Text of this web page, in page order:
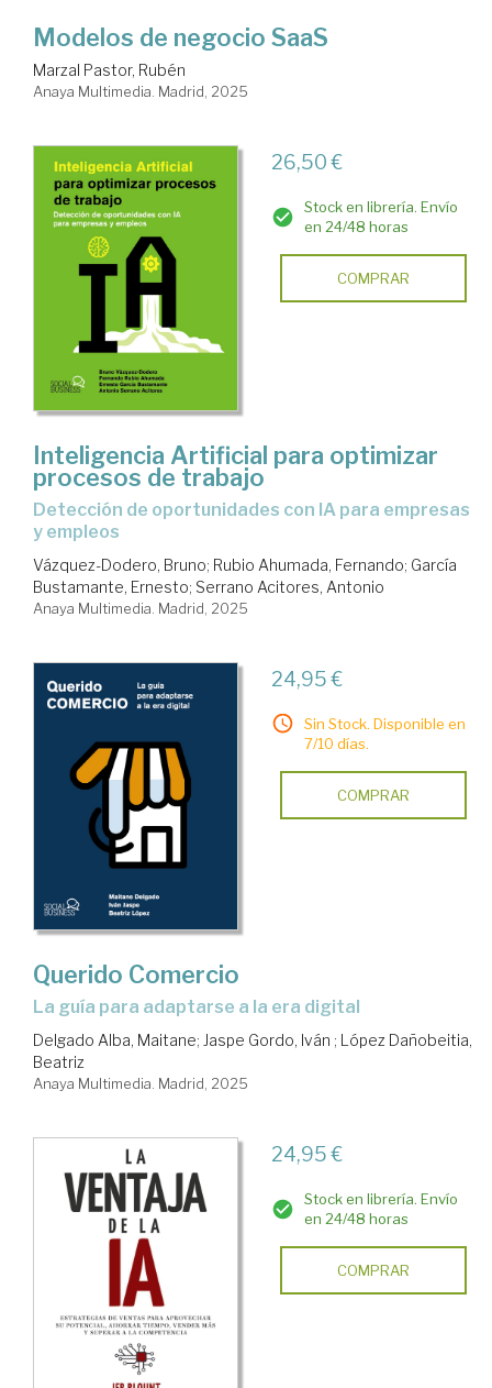
Modelos de negocio SaaS
Marzal Pastor, Rubén
Anaya Multimedia. Madrid, 2025
26,50 €
Stock en librería. Envío
en 24/48 horas
COMPRAR
Inteligencia Artificial para optimizar
procesos de trabajo
Detección de oportunidades con IA para empresas
y empleos
Vázquez-Dodero, Bruno; Rubio Ahumada, Fernando; García
Bustamante, Ernesto; Serrano Acitores, Antonio
Anaya Multimedia. Madrid, 2025
24,95 €
Sin Stock. Disponible en
7/10 días.
COMPRAR
Querido Comercio
La guía para adaptarse a la era digital
Delgado Alba, Maitane; Jaspe Gordo, Iván ; López Dañobeitia,
Beatriz
Anaya Multimedia. Madrid, 2025
24,95 €
Stock en librería. Envío
en 24/48 horas
COMPRAR